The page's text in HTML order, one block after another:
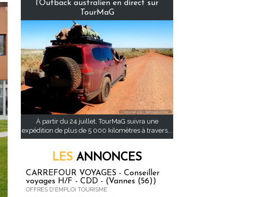
l’Outback australien en direct sur
TourMaG
À partir du 24 juillet, TourMaG suivra une
expédition de plus de 5 000 kilomètres à travers...
LES ANNONCES
CARREFOUR VOYAGES - Conseiller
voyages H/F - CDD - (Vannes (56))
OFFRES D'EMPLOI TOURISME